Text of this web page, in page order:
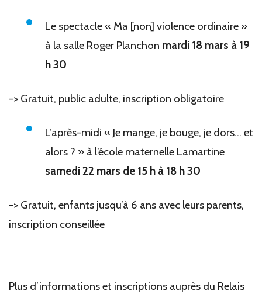
Le spectacle « Ma [non] violence ordinaire »
à la salle Roger Planchon mardi 18 mars à 19
h 30
-> Gratuit, public adulte, inscription obligatoire
L’après-midi « Je mange, je bouge, je dors… et
alors ? » à l’école maternelle Lamartine
samedi 22 mars de 15 h à 18 h 30
-> Gratuit, enfants jusqu’à 6 ans avec leurs parents,
inscription conseillée
Plus d’informations et inscriptions auprès du Relais